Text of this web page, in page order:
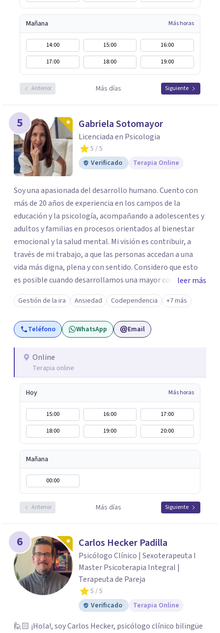
Mañana Más horas
14:00 15:00
16:00
17:00
18:00 19:00
Anterior Más días Siguiente
5 Gabriela Sotomayor
Licenciada en Psicologia
5 / 5
Verificado
Terapia Online
Soy una apasionada del desarrollo humano. Cuento con
más de 20 años de experiencia en los campos de la
educación y la psicología, acompañando a adolescentes y
adultos y familias en procesos orientados al bienestar
emocional y la salud mental. Mi visión es contribuir, a
través de mi trabajo, a que las personas accedan a una
vida más digna, plena y con sentido. Considero que esto
es posible cuando desarrollamos una mayor conciencia
de nuestro mundo interior y de la manera en que nuestras
experiencias influyen en nuestra forma de sentir, pensar y
relacionarnos. Mi misión es ofrecer un espacio de
acompañamiento en salud mental basado en la
cada persona. Integro conocimientos y herramientas de
la psicología con un enfoque informado en trauma para
ayudar a mis clientes a comprender sus conflictos
internos, fortalecer sus recursos personales, desarrollar
nuevas estrategias de afrontamiento y avanzar con
mayor claridad, resiliencia y bienestar. Creo
profundamente en la autoconciencia como un camino
fundamental para la transformación personal y para
construir una vida más auténtica y significativa.
leer más
Gestión de la ira Ansiedad Codependencia +7 más
Teléfono WhatsApp Email
Online
Terapia online
Hoy Más horas
15:00 16:00
17:00
18:00
19:00 20:00
Mañana
00:00
Anterior Más días Siguiente
6 Carlos Hecker Padilla
Psicólogo Clínico | Sexoterapeuta I
Master Psicoterapia Integral |
Terapeuta de Pareja
5 / 5
Verificado
Terapia Online
🙋🏻 ¡Hola!, soy Carlos Hecker, psicólogo clínico bilingüe